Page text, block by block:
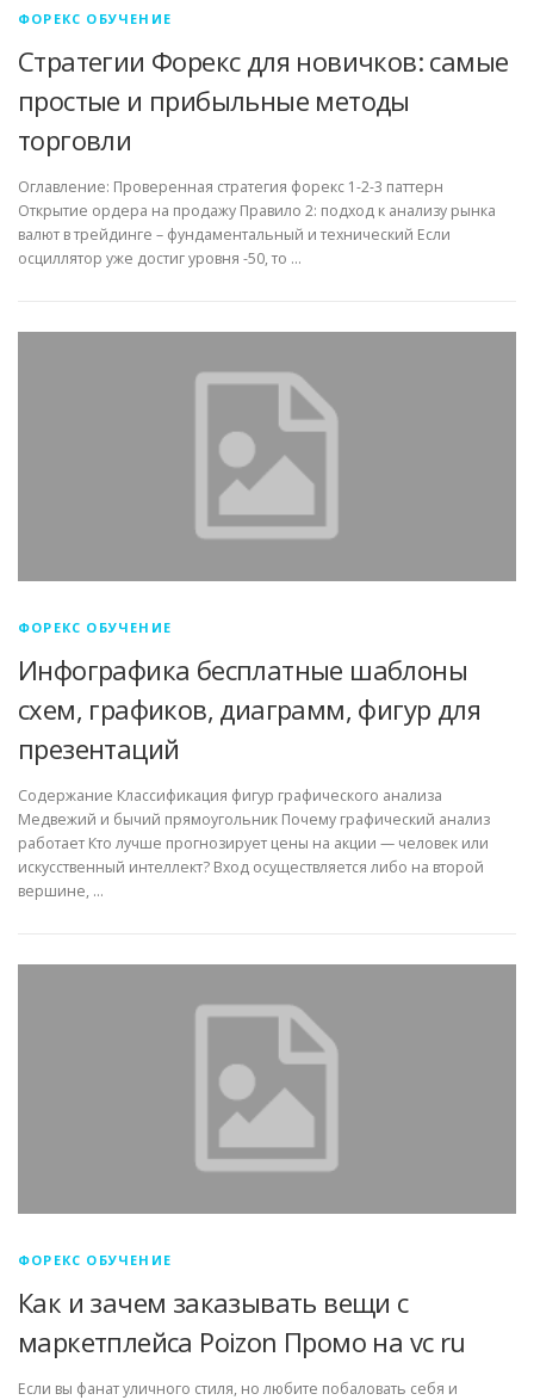
ФОРЕКС ОБУЧЕНИЕ
Стратегии Форекс для новичков: самые
простые и прибыльные методы
торговли
Оглавление: Проверенная стратегия форекс 1-2-3 паттерн
Открытие ордера на продажу Правило 2: подход к анализу рынка
валют в трейдинге – фундаментальный и технический Если
осциллятор уже достиг уровня -50, то …
ФОРЕКС ОБУЧЕНИЕ
Инфографика бесплатные шаблоны
схем, графиков, диаграмм, фигур для
презентаций
Содержание Классификация фигур графического анализа
Медвежий и бычий прямоугольник Почему графический анализ
работает Кто лучше прогнозирует цены на акции — человек или
искусственный интеллект? Вход осуществляется либо на второй
вершине, …
ФОРЕКС ОБУЧЕНИЕ
Как и зачем заказывать вещи с
маркетплейса Poizon Промо на vc ru
Если вы фанат уличного стиля, но любите побаловать себя и